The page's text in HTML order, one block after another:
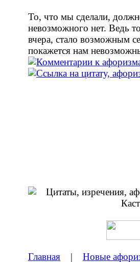
То, что мы сделали,
невозможного нет. Ведь
вчера, стало возможным
покажется нам
Главная | Новые